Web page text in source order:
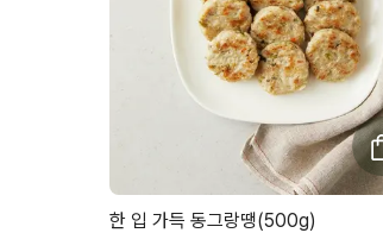
한 입 가득 동그랑땡(500g)